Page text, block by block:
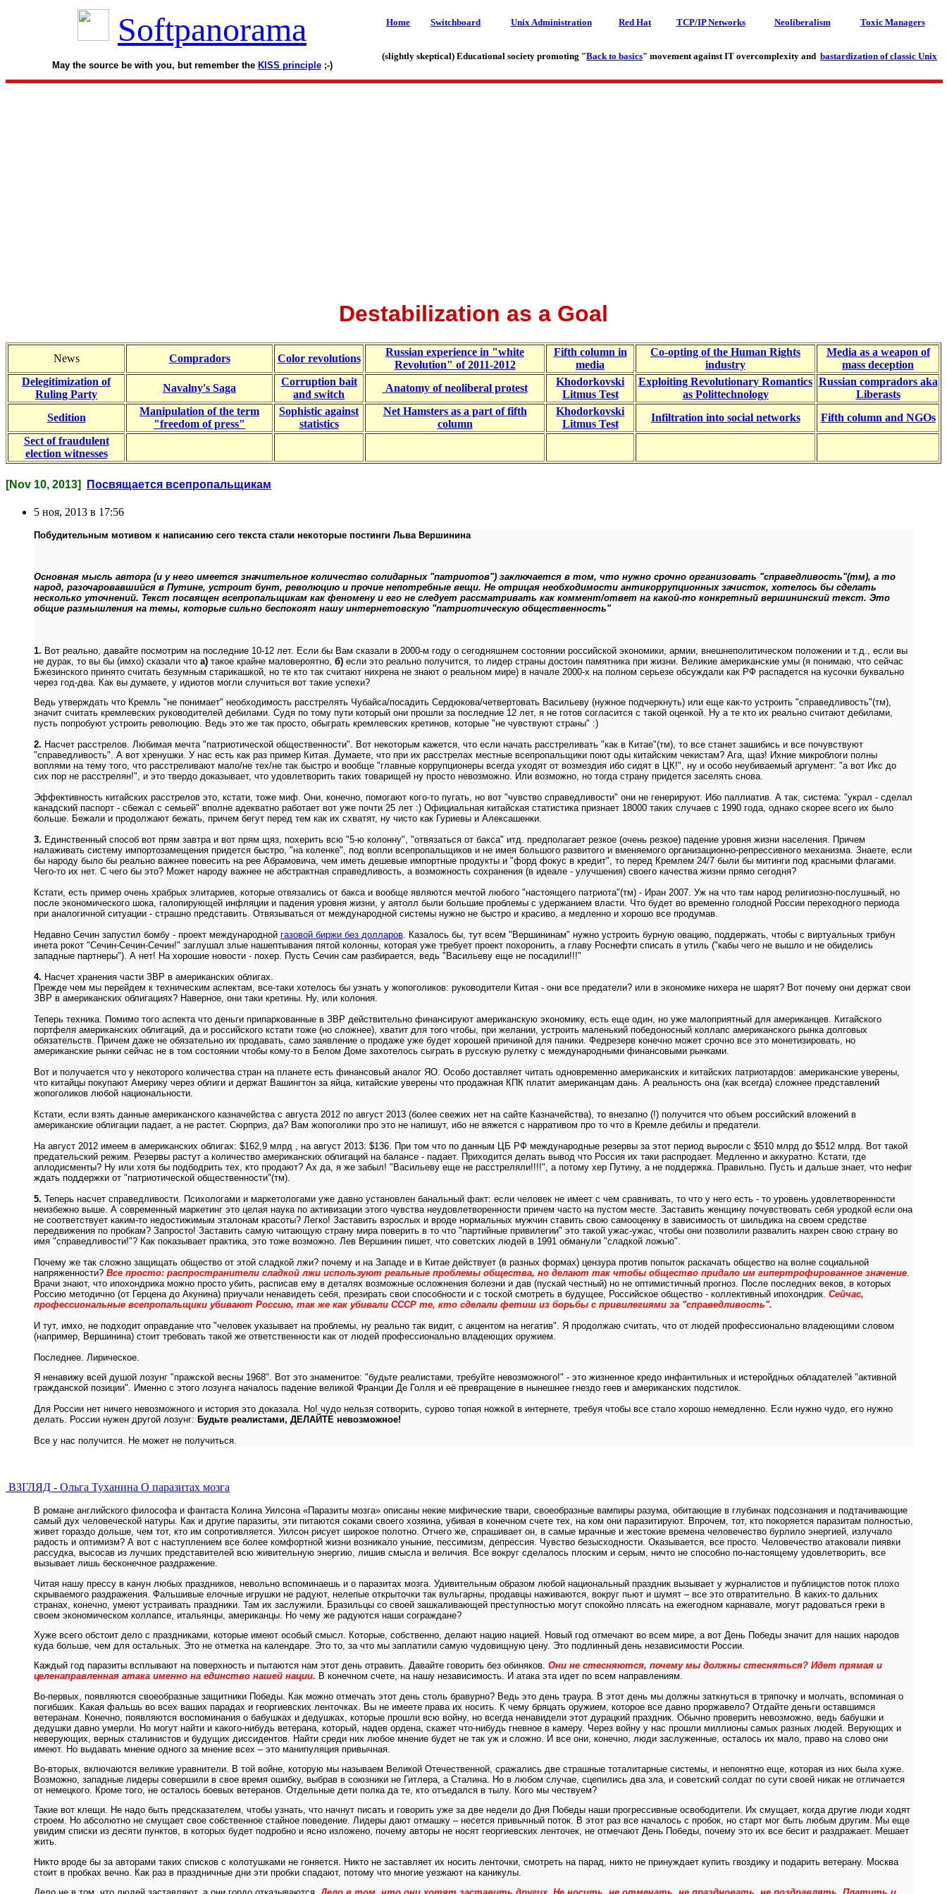
Softpanorama
May the source be with you, but remember the KISS principle;-)
Home Switchboard Unix Administration Red Hat TCP/IP Networks Neoliberalism Toxic Managers
(slightly skeptical) Educational society promoting "Back to basics" movement against IT overcomplexity and bastardization of classic Unix
Destabilization as a Goal
News Compradors Color revolutions
Russian experience in "white
Revolution" of 2011-2012
Fifth column in
media
Co-opting of the Human Rights
industry
Media as a weapon of
mass deception
Delegitimization of
Ruling Party
Navalny's Saga
Corruption bait
and switch
Anatomy of neoliberal protest
Khodorkovski
Litmus Test
Exploiting Revolutionary Romantics
as Polittechnology
Russian compradors aka
Liberasts
Sedition
Manipulation of the term
"freedom of press"
Sophistic against
statistics
Net Hamsters as a part of fifth
column
Khodorkovski
Litmus Test
Infiltration into social networks
Fifth column and NGOs
Sect of fraudulent
election witnesses
[Nov 10, 2013] Посвящается всепропальщикам
5 ноя, 2013 в 17:56
Побудительным мотивом к написанию сего текста стали некоторые постинги Льва Вершинина
Основная мысль автора (и у него имеется значительное количество солидарных "патриотов") заключается в том, что нужно срочно организовать "справедливость"(тм), а то
народ, разочаровавшийся в Путине, устроит бунт, революцию и прочие непотребные вещи. Не отрицая необходимости антикоррупционных зачисток, хотелось бы сделать
несколько уточнений. Текст посвящен всепропальщикам как феномену и его не следует рассматривать как коммент/ответ на какой-то конкретный вершининский текст. Это
общие размышления на темы, которые сильно беспокоят нашу интернетовскую "патриотическую общественность"
1. Вот реально, давайте посмотрим на последние 10-12 лет. Если бы Вам сказали в 2000-м году о сегодняшнем состоянии российской экономики, армии, внешнеполитическом положении и т.д., если вы
не дурак, то вы бы (имхо) сказали что а) такое крайне маловероятно, б) если это реально получится, то лидер страны достоин памятника при жизни. Великие американские умы (я понимаю, что сейчас
Бжезинского принято считать безумным старикашкой, но те кто так считают нихрена не знают о реальном мире) в начале 2000-х на полном серьезе обсуждали как РФ распадется на кусочки буквально
через год-два. Как вы думаете, у идиотов могли случиться вот такие успехи?
Ведь утверждать что Кремль "не понимает" необходимость расстрелять Чубайса/посадить Сердюкова/четвертовать Васильеву (нужное подчеркнуть) или еще как-то устроить "справедливость"(тм),
значит считать кремлевских руководителей дебилами. Судя по тому пути который они прошли за последние 12 лет, я не готов согласится с такой оценкой. Ну а те кто их реально считают дебилами,
пусть попробуют устроить революцию. Ведь это же так просто, обыграть кремлевских кретинов, которые "не чувствуют страны" :)
2. Насчет расстрелов. Любимая мечта "патриотической общественности". Вот некоторым кажется, что если начать расстреливать "как в Китае"(тм), то все станет зашибись и все почувствуют
"справедливость". А вот хренушки. У нас есть как раз пример Китая. Думаете, что при их расстрелах местные всепропальщики поют оды китайским чекистам? Ага, щаз! Ихние микроблоги полны
воплями на тему того, что расстреливают мало/не тех/не так быстро и вообще "главные коррупционеры всегда уходят от возмездия ибо сидят в ЦК!", ну и особо неубиваемый аргумент: "а вот Икс до
сих пор не расстрелян!", и это твердо доказывает, что удовлетворить таких товарищей ну просто невозможно. Или возможно, но тогда страну придется заселять снова.
Эффективность китайских расстрелов это, кстати, тоже миф. Они, конечно, помогают кого-то пугать, но вот "чувство справедливости" они не генерируют. Ибо паллиатив. А так, система: "украл - сделал
канадский паспорт - сбежал с семьей" вполне адекватно работает вот уже почти 25 лет :) Официальная китайская статистика признает 18000 таких случаев с 1990 года, однако скорее всего их было
больше. Бежали и продолжают бежать, причем бегут перед тем как их схватят, ну чисто как Гуриевы и Алексашенки.
3. Единственный способ вот прям завтра и вот прям щяз, похерить всю "5-ю колонну", "отвязаться от бакса" итд. предполагает резкое (очень резкое) падение уровня жизни населения. Причем
налаживать систему импортозамещения придется быстро, "на коленке", под вопли всепропальщиков и не имея большого развитого и вменяемого организационно-репрессивного механизма. Знаете, если
бы народу было бы реально важнее повесить на рее Абрамовича, чем иметь дешевые импортные продукты и "форд фокус в кредит", то перед Кремлем 24/7 были бы митинги под красными флагами.
Чего-то их нет. С чего бы это? Может народу важнее не абстрактная справедливость, а возможность сохранения (в идеале - улучшения) своего качества жизни прямо сегодня?
Кстати, есть пример очень храбрых элитариев, которые отвязались от бакса и вообще являются мечтой любого "настоящего патриота"(тм) - Иран 2007. Уж на что там народ религиозно-послушный, но
после экономического шока, галопирующей инфляции и падения уровня жизни, у аятолл были большие проблемы с удержанием власти. Что будет во временно голодной России переходного периода
при аналогичной ситуации - страшно представить. Отвязываться от международной системы нужно не быстро и красиво, а медленно и хорошо все продумав.
Недавно Сечин запустил бомбу - проект международной газовой биржи без долларов. Казалось бы, тут всем "Вершининам" нужно устроить бурную овацию, поддержать, чтобы с виртуальных трибун
инета рокот "Сечин-Сечин-Сечин!" заглушал злые нашептывания пятой колонны, которая уже требует проект похоронить, а главу Роснефти списать в утиль ("кабы чего не вышло и не обиделись
западные партнеры"). А нет! На хорошие новости - похер. Пусть Сечин сам разбирается, ведь "Васильеву еще не посадили!!!"
4. Насчет хранения части ЗВР в американских облигах.
Прежде чем мы перейдем к техническим аспектам, все-таки хотелось бы узнать у жопоголиков: руководители Китая - они все предатели? или в экономике нихера не шарят? Вот почему они держат свои
ЗВР в американских облигациях? Наверное, они таки кретины. Ну, или колония.
Теперь техника. Помимо того аспекта что деньги припаркованные в ЗВР действительно финансируют американскую экономику, есть еще один, но уже малоприятный для американцев. Китайского
портфеля американских облигаций, да и российского кстати тоже (но сложнее), хватит для того чтобы, при желании, устроить маленький победоносный коллапс американского рынка долговых
обязательств. Причем даже не обязательно их продавать, само заявление о продаже уже будет хорошей причиной для паники. Федрезерв конечно может срочно все это монетизировать, но
американские рынки сейчас не в том состоянии чтобы кому-то в Белом Доме захотелось сыграть в русскую рулетку с международными финансовыми рынками.
Вот и получается что у некоторого количества стран на планете есть финансовый аналог ЯО. Особо доставляет читать одновременно американских и китайских патриотардов: американские уверены,
что китайцы покупают Америку через облиги и держат Вашингтон за яйца, китайские уверены что продажная КПК платит американцам дань. А реальность она (как всегда) сложнее представлений
жопоголиков любой национальности.
Кстати, если взять данные американского казначейства с августа 2012 по август 2013 (более свежих нет на сайте Казначейства), то внезапно (!) получится что объем российский вложений в
американские облигации падает, а не растет. Сюрприз, да? Вам жопоголики про это не напишут, ибо не вяжется с нарративом про то что в Кремле дебилы и предатели.
На август 2012 имеем в американских облигах: $162,9 млрд , на август 2013: $136. При том что по данным ЦБ РФ международные резервы за этот период выросли с $510 млрд до $512 млрд. Вот такой
предательский режим. Резервы растут а количество американских облигаций на балансе - падает. Приходится делать вывод что Россия их таки распродает. Медленно и аккуратно. Кстати, где
аплодисменты? Ну или хотя бы подбодрить тех, кто продают? Ах да, я же забыл! "Васильеву еще не расстреляли!!!!", а потому хер Путину, а не поддержка. Правильно. Пусть и дальше знает, что нефиг
ждать поддержки от "патриотической общественности"(тм).
5. Теперь насчет справедливости. Психологами и маркетологами уже давно установлен банальный факт: если человек не имеет с чем сравнивать, то что у него есть - то уровень удовлетворенности
неизбежно выше. А современный маркетинг это целая наука по активизации этого чувства неудовлетворенности причем часто на пустом месте. Заставить женщину почувствовать себя уродкой если она
не соответствует каким-то недостижимым эталонам красоты? Легко! Заставить взрослых и вроде нормальных мужчин ставить свою самооценку в зависимость от шильдика на своем средстве
передвижения по пробкам? Запросто! Заставить самую читающую страну мира поверить в то что "партийные привилегии" это такой ужас-ужас, чтобы они позволили развалить нахрен свою страну во
имя "справедливости!"? Как показывает практика, это тоже возможно. Лев Вершинин пишет, что советских людей в 1991 обманули "сладкой ложью".
Почему же так сложно защищать общество от этой сладкой лжи? почему и на Западе и в Китае действует (в разных формах) цензура против попыток раскачать общество на волне социальной
напряженности? Все просто: распространители сладкой лжи используют реальные проблемы общества, но делают так чтобы общество придало им гипертрофированное значение.
Врачи знают, что ипохондрика можно просто убить, расписав ему в деталях возможные осложнения болезни и дав (пускай честный) но не оптимистичный прогноз. После последних веков, в которых
Россию методично (от Герцена до Акунина) приучали ненавидеть себя, презирать свои способности и с тоской смотреть в будущее, Российское общество - коллективный ипохондрик. Сейчас,
профессиональные всепропальщики убивают Россию, так же как убивали СССР те, кто сделали фетиш из борьбы с привилегиями за "справедливость".
И тут, имхо, не подходит оправдание что "человек указывает на проблемы, ну реально так видит, с акцентом на негатив". Я продолжаю считать, что от людей профессионально владеющими словом
(например, Вершинина) стоит требовать такой же ответственности как от людей профессионально владеющих оружием.
Последнее. Лирическое.
Я ненавижу всей душой лозунг "пражской весны 1968". Вот это знаменитое: "будьте реалистами, требуйте невозможного!" - это жизненное кредо инфантильных и истеройдных обладателей "активной
гражданской позиции". Именно с этого лозунга началось падение великой Франции Де Голля и её превращение в нынешнее гнездо геев и американских подстилок.
Для России нет ничего невозможного и история это доказала. Но! чудо нельзя сотворить, сурово топая ножкой в интернете, требуя чтобы все стало хорошо немедленно. Если нужно чудо, его нужно
делать. России нужен другой лозунг: Будьте реалистами, ДЕЛАЙТЕ невозможное!
Все у нас получится. Не может не получиться.
ВЗГЛЯД - Ольга Туханина О паразитах мозга
В романе английского философа и фантаста Колина Уилсона «Паразиты мозга» описаны некие мифические твари, своеобразные вампиры разума, обитающие в глубинах подсознания и подтачивающие
самый дух человеческой натуры. Как и другие паразиты, эти питаются соками своего хозяина, убивая в конечном счете тех, на ком они паразитируют. Впрочем, тот, кто покоряется паразитам полностью,
живет гораздо дольше, чем тот, кто им сопротивляется. Уилсон рисует широкое полотно. Отчего же, спрашивает он, в самые мрачные и жестокие времена человечество бурлило энергией, излучало
радость и оптимизм? А вот с наступлением все более комфортной жизни возникало уныние, пессимизм, депрессия. Чувство безысходности. Оказывается, все просто. Человечество атаковали пиявки
рассудка, высосав из лучших представителей всю живительную энергию, лишив смысла и величия. Все вокруг сделалось плоским и серым, ничто не способно по-настоящему удовлетворить, все
вызывает лишь бесконечное раздражение.
Читая нашу прессу в канун любых праздников, невольно вспоминаешь и о паразитах мозга. Удивительным образом любой национальный праздник вызывает у журналистов и публицистов поток плохо
скрываемого раздражения. Фальшивые елочные игрушки не радуют, нелепые открыточки так вульгарны, продавцы наживаются, вокруг пьют и шумят – все это отвратительно. В каких-то дальних
странах, конечно, умеют устраивать праздники. Там их заслужили. Бразильцы со своей зашкаливающей преступностью могут спокойно плясать на ежегодном карнавале, могут радоваться греки в
своем экономическом коллапсе, итальянцы, американцы. Но чему же радуются наши сограждане?
Хуже всего обстоит дело с праздниками, которые имеют особый смысл. Которые, собственно, делают нацию нацией. Новый год отмечают во всем мире, а вот День Победы значит для наших народов
куда больше, чем для остальных. Это не отметка на календаре. Это то, за что мы заплатили самую чудовищную цену. Это подлинный день независимости России.
Каждый год паразиты всплывают на поверхность и пытаются нам этот день отравить. Давайте говорить без обиняков. Они не стесняются, почему мы должны стесняться? Идет прямая и
целенаправленная атака именно на единство нашей нации. В конечном счете, на нашу независимость. И атака эта идет по всем направлениям.
Во-первых, появляются своеобразные защитники Победы. Как можно отмечать этот день столь бравурно? Ведь это день траура. В этот день мы должны заткнуться в тряпочку и молчать, вспоминая о
погибших. Какая фальшь во всех ваших парадах и георгиевских ленточках. Вы не имеете права их носить. К чему бряцать оружием, которое все давно проржавело? Отдайте деньги оставшимся
ветеранам. Конечно, появляются воспоминания о бабушках и дедушках, которые прошли всю войну, но всегда ненавидели этот дурацкий праздник. Обычно проверить невозможно, ведь бабушки и
дедушки давно умерли. Но могут найти и какого-нибудь ветерана, который, надев ордена, скажет что-нибудь гневное в камеру. Через войну у нас прошли миллионы самых разных людей. Верующих и
неверующих, верных сталинистов и будущих диссидентов. Найти среди них любое мнение будет не так уж и сложно. И все они, конечно, люди заслуженные, осталось их мало, право на слово они
имеют. Но выдавать мнение одного за мнение всех – это манипуляция привычная.
Во-вторых, включаются великие уравнители. В той войне, которую мы называем Великой Отечественной, сражались две страшные тоталитарные системы, и непонятно еще, которая из них была хуже.
Возможно, западные лидеры совершили в свое время ошибку, выбрав в союзники не Гитлера, а Сталина. Но в любом случае, сцепились два зла, и советский солдат по сути своей никак не отличается
от немецкого. Кроме того, не осталось боевых ветеранов. Отдельные дети полка да те, кто отъедался в тылу. Кого мы чествуем?
Такие вот клещи. Не надо быть предсказателем, чтобы узнать, что начнут писать и говорить уже за две недели до Дня Победы наши прогрессивные освободители. Их смущает, когда другие люди ходят
строем. Но абсолютно не смущает свое собственное стайное поведение. Лидеры дают отмашку – несется привычный поток. В этот раз все началось с пробок, но старт мог быть любым другим. Мы еще
увидим списки из десяти пунктов, в которых будет подробно и ясно изложено, почему авторы не носят георгиевских ленточек, не отмечают День Победы, почему это их все бесит и раздражает. Мешает
жить.
Никто вроде бы за авторами таких списков с колотушками не гоняется. Никто не заставляет их носить ленточки, смотреть на парад, никто не принуждает купить гвоздику и подарить ветерану. Москва
стоит в пробках вечно. Как раз в праздничные дни эти пробки спадают, потому что многие уезжают на каникулы.